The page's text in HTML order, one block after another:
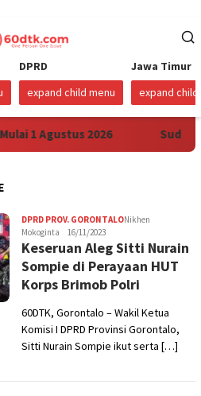
DPRD
expand child menu
Jawa Timur
expand child
1 Agustus 2026 Sudah
DPRD PROV. GORONTALONikhen
Mokoginta
16/11/2023
Keseruan Aleg Sitti Nurain
Sompie di Perayaan HUT
Korps Brimob Polri
60DTK, Gorontalo – Wakil Ketua
Komisi I DPRD Provinsi Gorontalo,
Sitti Nurain Sompie ikut serta […]